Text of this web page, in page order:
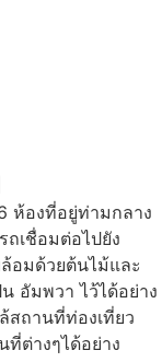
ห้องที่อยู่ท่ามกลาง
เชื่อมต่อไปยัง
อมด้วยต้นไม้และ
อัมพวา ไว้ได้อย่าง
สถานที่ท่องเที่ยว
ที่ต่างๆได้อย่าง